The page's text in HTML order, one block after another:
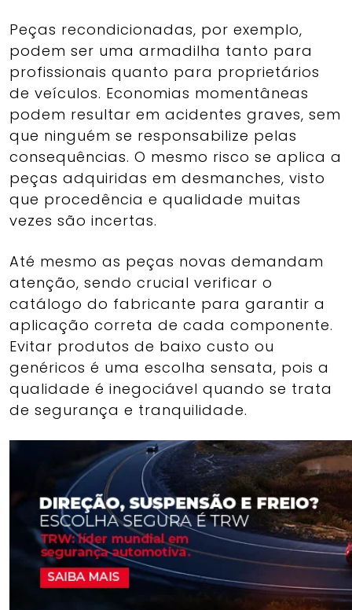
Peças recondicionadas, por exemplo,
podem ser uma armadilha tanto para
profissionais quanto para proprietários
de veículos. Economias momentâneas
podem resultar em acidentes graves, sem
que ninguém se responsabilize pelas
consequências. O mesmo risco se aplica a
peças adquiridas em desmanches, visto
que procedência e qualidade muitas
vezes são incertas.
Até mesmo as peças novas demandam
atenção, sendo crucial verificar o
catálogo do fabricante para garantir a
aplicação correta de cada componente.
Evitar produtos de baixo custo ou
genéricos é uma escolha sensata, pois a
qualidade é inegociável quando se trata
de segurança e tranquilidade.